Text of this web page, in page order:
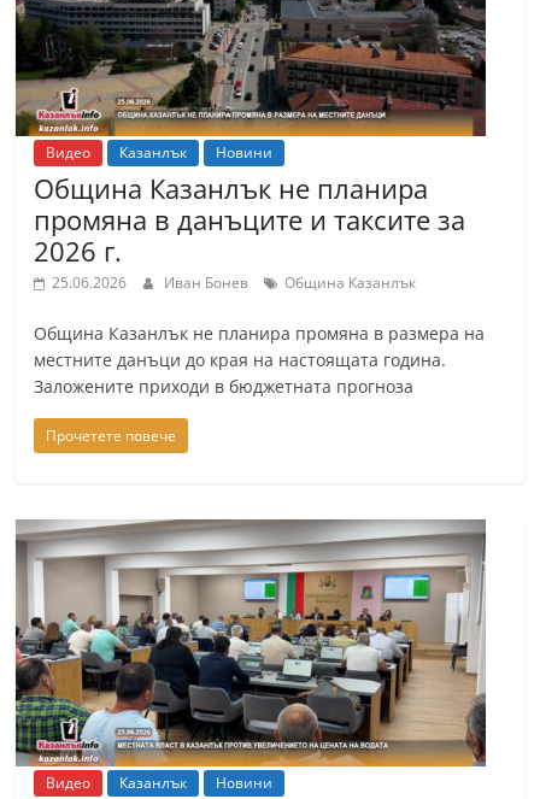
Видео Казанлък Новини
Община Казанлък не планира
промяна в данъците и таксите за
2026 г.
25.06.2026 Иван Бонев Община Казанлък
Община Казанлък не планира промяна в размера на
местните данъци до края на настоящата година.
Заложените приходи в бюджетната прогноза
Прочетете повече
Видео Казанлък Новини